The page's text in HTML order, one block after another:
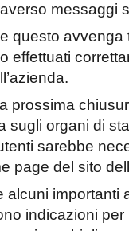
messaggi
questo
effettuati
prossima
sugli organi di
sarebbe
page del sito
importanti
indicazioni